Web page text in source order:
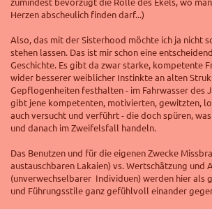
Herzen abscheulich finden darf...)
Also, das mit der Sisterhood möchte ich ja nicht
stehen lassen. Das ist mir schon eine
Geschichte. Es gibt da zwar starke, kompetente
wider besserer weiblicher Instinkte an alten
Gepflogenheiten festhalten - im Fahrwasser des
gibt jene kompetenten, motivierten, gewitzten,
auch versucht und verführt - die doch spüren,
und danach im Zweifelsfall handeln.
Das Benutzen und für die eigenen Zwecke
austauschbaren Lakaien) vs. Wertschätzung und
(unverwechselbarer Individuen) werden hier als
und Führungsstile ganz gefühlvoll einander